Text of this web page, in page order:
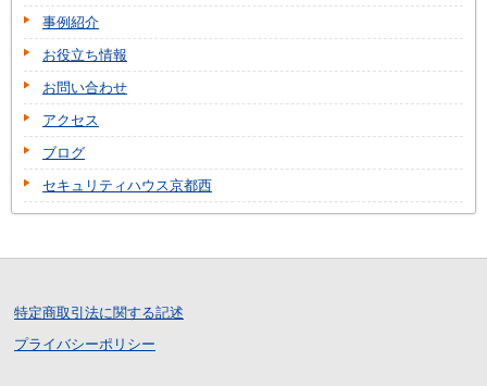
事例紹介
お役立ち情報
お問い合わせ
アクセス
ブログ
セキュリティハウス京都西
特定商取引法に関する記述
プライバシーポリシー